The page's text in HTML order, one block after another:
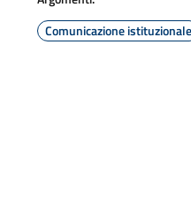
Comunicazione istituzionale